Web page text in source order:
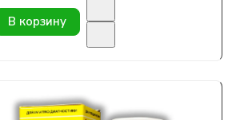
В корзину